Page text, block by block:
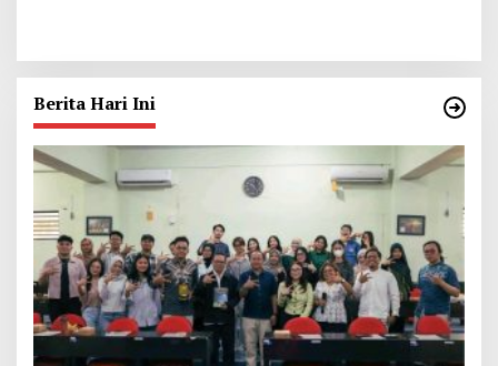
Berita Hari Ini